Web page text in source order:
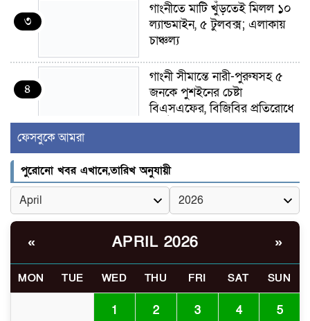
৩
গাংনীতে মাটি খুঁড়তেই মিলল ১০
ল্যান্ডমাইন, ৫ টুলবক্স; এলাকায়
চাঞ্চল্য
৪
গাংনী সীমান্তে নারী-পুরুষসহ ৫
জনকে পুশইনের চেষ্টা
বিএসএফের, বিজিবির প্রতিরোধে
ব্যর্থ
৫
ইবির জুলাই-৩৬ হলে
রুমমেটদের গোপন ছবি প্রেমিকের
কাছে পাঠানোর অভিযোগ, ক্ষোভ
ও আতঙ্ক শিক্ষার্থীদের
৬
র‍্যাব বিলুপ্ত হয়ে এসআরবি,
ব্যবস্থা
খোকসায় বিএনপি নেতা নাফিজ
ফেসবুকে আমরা
পুরোনো খবর এখানে,তারিখ অনুযায়ী
« APRIL 2026 »
MON TUE WED THU FRI SAT SUN
1 2 3 4 5